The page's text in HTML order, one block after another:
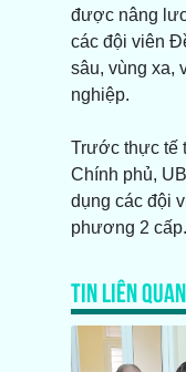
được nâng
các đội viên
sâu, vùng xa,
nghiệp.
Trước thực tế
Chính phủ,
dụng các đội
phương 2 cấp.
TIN LIÊN QUAN